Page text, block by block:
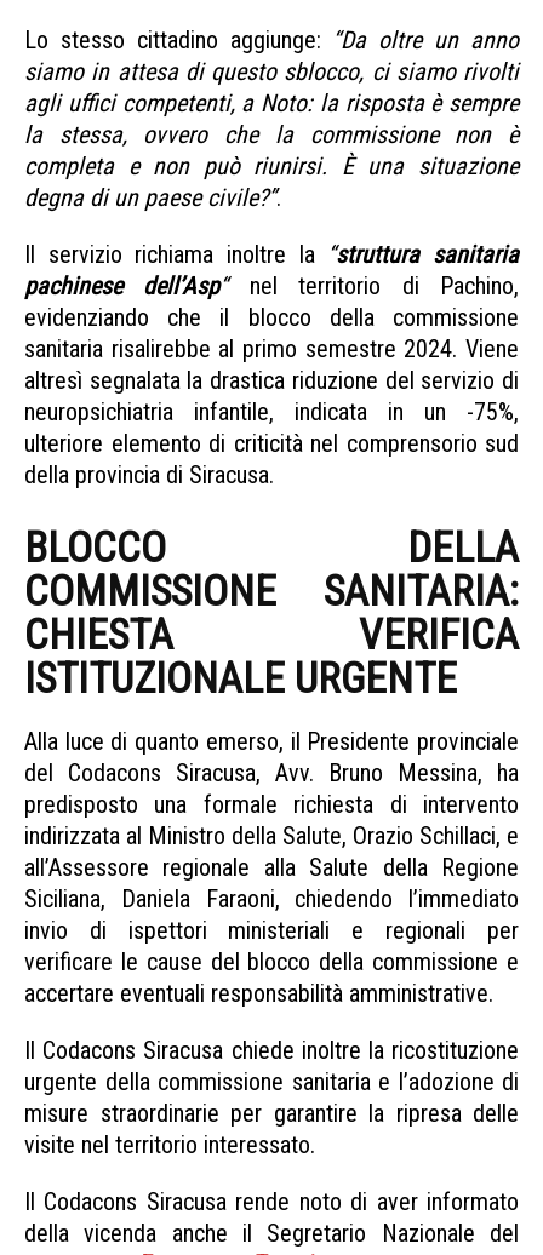
Lo stesso cittadino aggiunge: “Da oltre un anno
siamo in attesa di questo sblocco, ci siamo rivolti
agli uffici competenti, a Noto: la risposta è sempre
la stessa, ovvero che la commissione non è
completa e non può riunirsi. È una situazione
degna di un paese civile?”.
Il servizio richiama inoltre la “struttura sanitaria
pachinese dell’Asp“nel territorio di Pachino,
evidenziando che il blocco della commissione
sanitaria risalirebbe al primo semestre 2024. Viene
altresì segnalata la drastica riduzione del servizio di
neuropsichiatria infantile, indicata in un -75%,
ulteriore elemento di criticità nel comprensorio sud
della provincia di Siracusa.
BLOCCO DELLA
COMMISSIONE SANITARIA:
CHIESTA VERIFICA
ISTITUZIONALE URGENTE
Alla luce di quanto emerso, il Presidente provinciale
del Codacons Siracusa, Avv. Bruno Messina, ha
predisposto una formale richiesta di intervento
indirizzata al Ministro della Salute, Orazio Schillaci, e
all’Assessore regionale alla Salute della Regione
Siciliana, Daniela Faraoni, chiedendo l’immediato
invio di ispettori ministeriali e regionali per
verificare le cause del blocco della commissione e
accertare eventuali responsabilità amministrative.
Il Codacons Siracusa chiede inoltre la ricostituzione
urgente della commissione sanitaria e l’adozione di
misure straordinarie per garantire la ripresa delle
visite nel territorio interessato.
Il Codacons Siracusa rende noto di aver informato
della vicenda anche il Segretario Nazionale del